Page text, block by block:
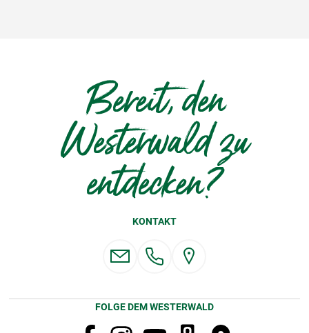
Bereit, den
Westerwald zu
entdecken?
KONTAKT
FOLGE DEM WESTERWALD